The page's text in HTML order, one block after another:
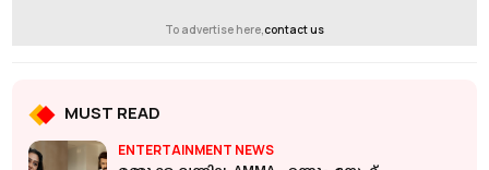
To advertise here,contact us
MUST READ
ENTERTAINMENT NEWS